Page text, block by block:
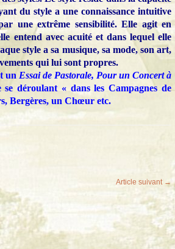
du style a une connaissance intuitive
une extrême sensibilité. Elle agit en
entend avec acuité et dans lequel elle
style a sa musique, sa mode, son art,
qui lui sont propres.
un Essai de Pastorale, Pour un Concert à
déroulant « dans les Campagnes de
Bergères, un Chœur etc.
Article suivant →